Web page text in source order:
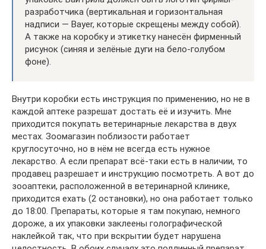
разработчика (вертикальная и горизонтальная
надписи — Bayer, которые скрещены между собой).
А также на коробку и этикетку нанесён фирменный
рисунок (синяя и зелёные дуги на бело-голубом
фоне).
Внутри коробки есть инструкция по применению, но не в
каждой аптеке разрешат достать её и изучить. Мне
приходится покупать ветеринарные лекарства в двух
местах. Зоомагазин поблизости работает
круглосуточно, но в нём не всегда есть нужное
лекарство. А если препарат всё-таки есть в наличии, то
продавец разрешает и инструкцию посмотреть. А вот до
зооаптеки, расположенной в ветеринарной клинике,
приходится ехать (2 остановки), но она работает только
до 18:00. Препараты, которые я там покупаю, немного
дороже, а их упаковки заклеены голографической
наклейкой так, что при вскрытии будет нарушена